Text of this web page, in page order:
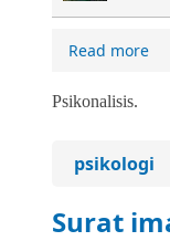
Read more
Psikonalisis.
psikologi
Surat